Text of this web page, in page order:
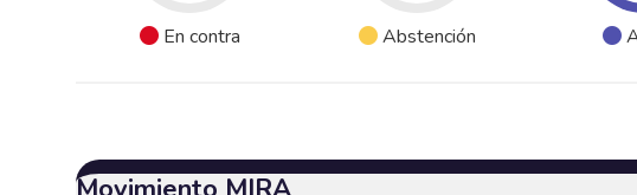
En contra Abstención